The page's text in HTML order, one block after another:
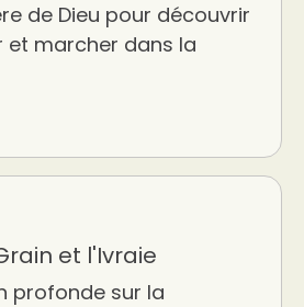
de Dieu pour découvrir
et marcher dans la
et l'Ivraie
profonde sur la